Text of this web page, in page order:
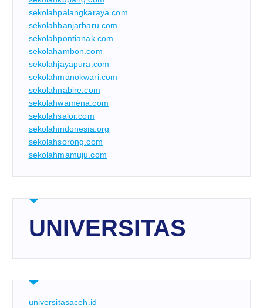
sekolahpalangkaraya.com
sekolahbanjarbaru.com
sekolahpontianak.com
sekolahambon.com
sekolahjayapura.com
sekolahmanokwari.com
sekolahnabire.com
sekolahwamena.com
sekolahsalor.com
sekolahindonesia.org
sekolahsorong.com
sekolahmamuju.com
UNIVERSITAS
universitasaceh.id